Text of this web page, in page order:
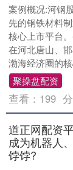
案例概况:河钢
先的钢铁材料
核心上市平台
在河北唐山、
渤海经济圈的
聚操盘配资
查看： 199
道正网配资
成为机器人
饽饽?